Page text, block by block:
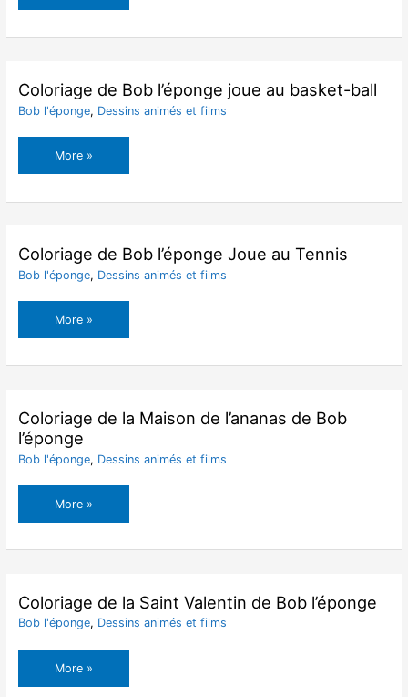
de
Patrick
Coloriage de Bob l’éponge joue au basket-ball
Bob l'éponge, Dessins animés et films
Coloriage
de
au
basket-
More »
Coloriage de Bob l’éponge Joue au Tennis
Bob l'éponge, Dessins animés et films
Coloriage
de
au
Tennis
More »
Coloriage de la Maison de l’ananas de Bob
l’éponge
Bob l'éponge, Dessins animés et films
Coloriage
de
l’ananas
de
More »
Coloriage de la Saint Valentin de Bob l’éponge
Bob l'éponge, Dessins animés et films
Coloriage
de
More »